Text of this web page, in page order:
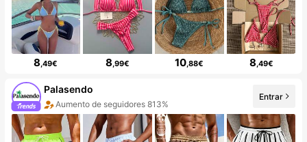
8,49€ 8,99€ 10,88€ 8,49€
Palasendo
Aumento de seguidores 813%
Entrar